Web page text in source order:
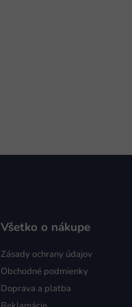
Všetko o nákupe
Zásady ochrany údajov
Obchodné podmienky
Doprava a platba